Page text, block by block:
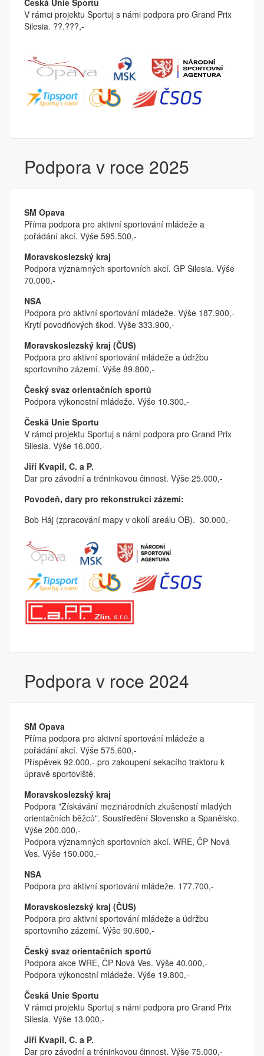
Česká Unie Sportu
V rámci projektu Sportuj s námi podpora pro Grand Prix
Silesia. ??.???,-
Podpora v roce 2025
SM Opava
Příma podpora pro aktivní sportování mládeže a
pořádání akcí. Výše 595.500,-
Moravskoslezský kraj
Podpora významných sportovních akcí. GP Silesia. Výše
70.000,-
NSA
Podpora pro aktivní sportování mládeže. Výše 187.900,-
Krytí povodňových škod. Výše 333.900,-
Moravskoslezský kraj (ČUS)
Podpora pro aktivní sportování mládeže a údržbu
sportovního zázemí. Výše 89.800,-
Český svaz orientačních sportů
Podpora výkonostní mládeže. Výše 10.300,-
Česká Unie Sportu
V rámci projektu Sportuj s námi podpora pro Grand Prix
Silesia. Výše 16.000,-
Jiří Kvapil, C. a P.
Dar pro závodní a tréninkovou činnost. Výše 25.000,-
Povodeň, dary pro rekonstrukci zázemí:
Bob Háj (zpracování mapy v okolí areálu OB). 30.000,-
Podpora v roce 2024
SM Opava
Příma podpora pro aktivní sportování mládeže a
pořádání akcí. Výše 575.600,-
Příspěvek 92.000,- pro zakoupení sekacího traktoru k
úpravě sportoviště.
Moravskoslezský kraj
Podpora "Získávání mezinárodních zkušeností mladých
orientačních běžců". Soustředění Slovensko a Španělsko.
Výše 200.000,-
Podpora významných sportovních akcí. WRE, ČP Nová
Ves. Výše 150.000,-
NSA
Podpora pro aktivní sportování mládeže. 177.700,-
Moravskoslezský kraj (ČUS)
Podpora pro aktivní sportování mládeže a údržbu
sportovního zázemí. Výše 90.600,-
Český svaz orientačních sportů
Podpora akce WRE, ČP Nová Ves. Výše 40.000,-
Podpora výkonostní mládeže. Výše 19.800,-
Česká Unie Sportu
V rámci projektu Sportuj s námi podpora pro Grand Prix
Silesia. Výše 13.000,-
Jiří Kvapil, C. a P.
Dar pro závodní a tréninkovou činnost. Výše 75.000,-